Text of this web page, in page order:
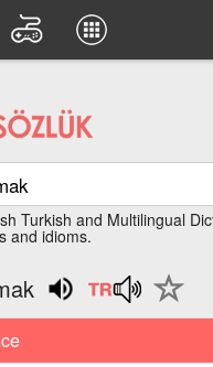
Turkish and Multilingual
and idioms.